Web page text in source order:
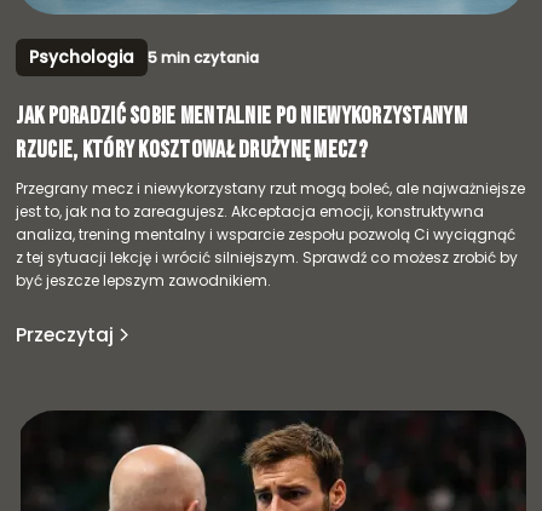
Psychologia 5 min czytania
Jak poradzić sobie mentalnie po niewykorzystanym
rzucie, który kosztował drużynę mecz?
Przegrany mecz i niewykorzystany rzut mogą boleć, ale najważniejsze
jest to, jak na to zareagujesz. Akceptacja emocji, konstruktywna
analiza, trening mentalny i wsparcie zespołu pozwolą Ci wyciągnąć
z tej sytuacji lekcję i wrócić silniejszym. Sprawdź co możesz zrobić by
być jeszcze lepszym zawodnikiem.
Przeczytaj